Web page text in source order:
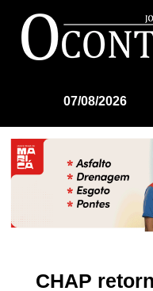
07/08/2026
CHAP